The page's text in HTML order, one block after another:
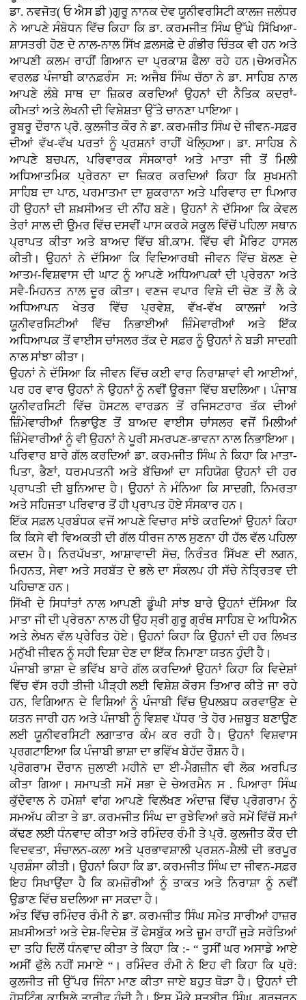
ਡਾ. ਨਵਜੋਤ( ਓ ਐਸ ਡੀ )ਗੁਰੂ ਨਾਨਕ ਦੇਵ ਯੂਨੀਵਰਸਿਟੀ ਕਾਲਜ ਜਲੰਧਰ
ਨੇ ਆਪਣੇ ਸੰਬੋਧਨ ਵਿੱਚ ਕਿਹਾ ਕਿ ਡਾ. ਕਰਮਜੀਤ ਸਿੰਘ ਉੱਘੇ ਸਿੱਖਿਆ-
ਸ਼ਾਸਤਰੀ ਹੋਣ ਦੇ ਨਾਲ-ਨਾਲ ਸਿੱਖ ਫ਼ਲਸਫ਼ੇ ਦੇ ਗੰਭੀਰ ਚਿੰਤਕ ਵੀ ਹਨ ਅਤੇ
ਆਪਣੀ ਕਲਮ ਰਾਹੀਂ ਗਿਆਨ ਦਾ ਪ੍ਰਕਾਸ਼ ਫੈਲਾ ਰਹੇ ਹਨ।ਚੇਅਰਮੈਨ
ਵਰਲਡ ਪੰਜਾਬੀ ਕਾਨਫ਼ਰੰਸ ਸ: ਅਜੈਬ ਸਿੰਘ ਚੱਠਾ ਨੇ ਡਾ. ਸਾਹਿਬ ਨਾਲ
ਆਪਣੇ ਲੰਬੇ ਸਾਥ ਦਾ ਜ਼ਿਕਰ ਕਰਦਿਆਂ ਉਹਨਾਂ ਦੀ ਨੈਤਿਕ ਕਦਰਾਂ-
ਕੀਮਤਾਂ ਅਤੇ ਲੇਖਨੀ ਦੀ ਵਿਸ਼ੇਸ਼ਤਾ ਉੱਤੇ ਚਾਨਣਾ ਪਾਇਆ।
ਰੂਬਰੂ ਦੌਰਾਨ ਪ੍ਰੋ. ਕੁਲਜੀਤ ਕੌਰ ਨੇ ਡਾ. ਕਰਮਜੀਤ ਸਿੰਘ ਦੇ ਜੀਵਨ-ਸਫ਼ਰ
ਦੀਆਂ ਵੱਖ-ਵੱਖ ਪਰਤਾਂ ਨੂੰ ਪ੍ਰਸ਼ਨਾਂ ਰਾਹੀਂ ਖੋਲ੍ਹਿਆ। ਡਾ. ਸਾਹਿਬ ਨੇ
ਆਪਣੇ ਬਚਪਨ, ਪਰਿਵਾਰਕ ਸੰਸਕਾਰਾਂ ਅਤੇ ਮਾਤਾ ਜੀ ਤੋਂ ਮਿਲੀ
ਅਧਿਆਤਮਿਕ ਪ੍ਰੇਰਨਾ ਦਾ ਜ਼ਿਕਰ ਕਰਦਿਆਂ ਕਿਹਾ ਕਿ ਸੁਖਮਨੀ
ਸਾਹਿਬ ਦਾ ਪਾਠ, ਪਰਮਾਤਮਾ ਦਾ ਸ਼ੁਕਰਾਨਾ ਅਤੇ ਪਰਿਵਾਰ ਦਾ ਪਿਆਰ
ਹੀ ਉਹਨਾਂ ਦੀ ਸ਼ਖ਼ਸੀਅਤ ਦੀ ਨੀਂਹ ਬਣੇ। ਉਹਨਾਂ ਨੇ ਦੱਸਿਆ ਕਿ ਕੇਵਲ
ਤੇਰਾਂ ਸਾਲ ਦੀ ਉਮਰ ਵਿੱਚ ਦਸਵੀਂ ਪਾਸ ਕਰਕੇ ਸਕੂਲ ਵਿੱਚੋਂ ਪਹਿਲਾ ਸਥਾਨ
ਪ੍ਰਾਪਤ ਕੀਤਾ ਅਤੇ ਬਾਅਦ ਵਿੱਚ ਬੀ.ਕਾਮ. ਵਿੱਚ ਵੀ ਮੈਰਿਟ ਹਾਸਲ
ਕੀਤੀ। ਉਹਨਾਂ ਨੇ ਦੱਸਿਆ ਕਿ ਵਿਦਿਆਰਥੀ ਜੀਵਨ ਵਿੱਚ ਬੋਲਣ ਦੇ
ਆਤਮ-ਵਿਸ਼ਵਾਸ ਦੀ ਘਾਟ ਨੂੰ ਆਪਣੇ ਅਧਿਆਪਕਾਂ ਦੀ ਪ੍ਰੇਰਨਾ ਅਤੇ
ਸਵੈ-ਮਿਹਨਤ ਨਾਲ ਦੂਰ ਕੀਤਾ। ਵਣਜ ਵਪਾਰ ਵਿਸ਼ੇ ਦੀ ਚੋਣ ਤੋਂ ਲੈ ਕੇ
ਅਧਿਆਪਨ ਖੇਤਰ ਵਿੱਚ ਪ੍ਰਵੇਸ਼, ਵੱਖ-ਵੱਖ ਕਾਲਜਾਂ ਅਤੇ
ਯੂਨੀਵਰਸਿਟੀਆਂ ਵਿੱਚ ਨਿਭਾਈਆਂ ਜ਼ਿੰਮੇਵਾਰੀਆਂ ਅਤੇ ਇੱਕ
ਅਧਿਆਪਕ ਤੋਂ ਵਾਈਸ ਚਾਂਸਲਰ ਤੱਕ ਦੇ ਸਫ਼ਰ ਨੂੰ ਉਹਨਾਂ ਨੇ ਬੜੀ ਸਾਦਗੀ
ਨਾਲ ਸਾਂਝਾ ਕੀਤਾ।
ਉਹਨਾਂ ਨੇ ਦੱਸਿਆ ਕਿ ਜੀਵਨ ਵਿੱਚ ਕਈ ਵਾਰ ਨਿਰਾਸ਼ਾਵਾਂ ਵੀ ਆਈਆਂ,
ਪਰ ਹਰ ਵਾਰ ਉਹਨਾਂ ਨੇ ਉਹਨਾਂ ਨੂੰ ਨਵੀਂ ਊਰਜਾ ਵਿੱਚ ਬਦਲਿਆ। ਪੰਜਾਬ
ਯੂਨੀਵਰਸਿਟੀ ਵਿੱਚ ਹੋਸਟਲ ਵਾਰਡਨ ਤੋਂ ਰਜਿਸਟਰਾਰ ਤੱਕ ਦੀਆਂ
ਜ਼ਿੰਮੇਵਾਰੀਆਂ ਨਿਭਾਉਣ ਤੋਂ ਬਾਅਦ ਵਾਈਸ ਚਾਂਸਲਰ ਵਜੋਂ ਮਿਲੀਆਂ
ਜ਼ਿੰਮੇਵਾਰੀਆਂ ਨੂੰ ਵੀ ਉਹਨਾਂ ਨੇ ਪੂਰੀ ਸਮਰਪਣ-ਭਾਵਨਾ ਨਾਲ ਨਿਭਾਇਆ।
ਪਰਿਵਾਰ ਬਾਰੇ ਗੱਲ ਕਰਦਿਆਂ ਡਾ. ਕਰਮਜੀਤ ਸਿੰਘ ਨੇ ਕਿਹਾ ਕਿ ਮਾਤਾ-
ਪਿਤਾ, ਭੈਣਾਂ, ਧਰਮਪਤਨੀ ਅਤੇ ਬੱਚਿਆਂ ਦਾ ਸਹਿਯੋਗ ਉਹਨਾਂ ਦੀ ਹਰ
ਪ੍ਰਾਪਤੀ ਦੀ ਬੁਨਿਆਦ ਹੈ। ਉਹਨਾਂ ਨੇ ਮੰਨਿਆ ਕਿ ਸਾਦਗੀ, ਨਿਮਰਤਾ
ਅਤੇ ਸਹਿਜਤਾ ਪਰਿਵਾਰ ਤੋਂ ਹੀ ਪ੍ਰਾਪਤ ਹੋਏ ਸੰਸਕਾਰ ਹਨ।
ਇੱਕ ਸਫ਼ਲ ਪ੍ਰਬੰਧਕ ਵਜੋਂ ਆਪਣੇ ਵਿਚਾਰ ਸਾਂਝੇ ਕਰਦਿਆਂ ਉਹਨਾਂ ਕਿਹਾ
ਕਿ ਕਿਸੇ ਵੀ ਵਿਅਕਤੀ ਦੀ ਗੱਲ ਧੀਰਜ ਨਾਲ ਸੁਣਨਾ ਹੀ ਹੱਲ ਵੱਲ ਪਹਿਲਾ
ਕਦਮ ਹੈ। ਨਿਰਪੱਖਤਾ, ਆਸ਼ਾਵਾਦੀ ਸੋਚ, ਨਿਰੰਤਰ ਸਿੱਖਣ ਦੀ ਲਗਨ,
ਮਿਹਨਤ, ਸੇਵਾ ਅਤੇ ਸਰਬੱਤ ਦੇ ਭਲੇ ਦਾ ਸੰਕਲਪ ਹੀ ਸੱਚੇ ਨੇਤ੍ਰਿਤਵ ਦੀ
ਪਹਿਚਾਣ ਹਨ।
ਸਿੱਖੀ ਦੇ ਸਿਧਾਂਤਾਂ ਨਾਲ ਆਪਣੀ ਡੂੰਘੀ ਸਾਂਝ ਬਾਰੇ ਉਹਨਾਂ ਦੱਸਿਆ ਕਿ
ਮਾਤਾ ਜੀ ਦੀ ਪ੍ਰੇਰਨਾ ਨਾਲ ਹੀ ਉਹ ਸ੍ਰੀ ਗੁਰੂ ਗ੍ਰੰਥ ਸਾਹਿਬ ਦੇ ਅਧਿਐਨ
ਅਤੇ ਲੇਖਨ ਵੱਲ ਪ੍ਰੇਰਿਤ ਹੋਏ। ਉਹਨਾਂ ਕਿਹਾ ਕਿ ਉਹਨਾਂ ਦੀ ਹਰ ਲਿਖਤ
ਮਨੁੱਖੀ ਜੀਵਨ ਨੂੰ ਸਹੀ ਦਿਸ਼ਾ ਦੇਣ ਦਾ ਇੱਕ ਨਿਮਾਣਾ ਯਤਨ ਹੁੰਦੀ ਹੈ।
ਪੰਜਾਬੀ ਭਾਸ਼ਾ ਦੇ ਭਵਿੱਖ ਬਾਰੇ ਗੱਲ ਕਰਦਿਆਂ ਉਹਨਾਂ ਕਿਹਾ ਕਿ ਵਿਦੇਸ਼ਾਂ
ਵਿੱਚ ਵੱਸ ਰਹੀ ਤੀਜੀ ਪੀੜ੍ਹੀ ਲਈ ਵਿਸ਼ੇਸ਼ ਕੋਰਸ ਤਿਆਰ ਕੀਤੇ ਜਾ ਰਹੇ
ਹਨ, ਵਿਗਿਆਨ ਦੇ ਵਿਸ਼ਿਆਂ ਨੂੰ ਪੰਜਾਬੀ ਵਿੱਚ ਉਪਲਬਧ ਕਰਵਾਉਣ ਦੇ
ਯਤਨ ਜਾਰੀ ਹਨ ਅਤੇ ਪੰਜਾਬੀ ਨੂੰ ਵਿਸ਼ਵ ਪੱਧਰ 'ਤੇ ਹੋਰ ਮਜ਼ਬੂਤ ਬਣਾਉਣ
ਲਈ ਯੂਨੀਵਰਸਿਟੀ ਲਗਾਤਾਰ ਕੰਮ ਕਰ ਰਹੀ ਹੈ। ਉਹਨਾਂ ਵਿਸ਼ਵਾਸ
ਪ੍ਰਗਟਾਇਆ ਕਿ ਪੰਜਾਬੀ ਭਾਸ਼ਾ ਦਾ ਭਵਿੱਖ ਬੇਹੱਦ ਰੌਸ਼ਨ ਹੈ।
ਪ੍ਰੋਗਰਾਮ ਦੌਰਾਨ ਜੁਲਾਈ ਮਹੀਨੇ ਦਾ ਈ-ਮੈਗਜ਼ੀਨ ਵੀ ਲੋਕ ਅਰਪਿਤ
ਕੀਤਾ ਗਿਆ। ਸਮਾਪਤੀ ਸਮੇਂ ਸਭਾ ਦੇ ਚੇਅਰਮੈਨ ਸ . ਪਿਆਰਾ ਸਿੰਘ
ਕੁੱਦੋਵਾਲ ਨੇ ਹਮੇਸ਼ਾਂ ਵਾਂਗ ਆਪਣੇ ਵਿਲੱਖਣ ਅੰਦਾਜ਼ ਵਿੱਚ ਪ੍ਰੋਗਰਾਮ ਨੂੰ
ਸਮਅੱਪ ਕੀਤਾ ਤੇ ਡਾ. ਕਰਮਜੀਤ ਸਿੰਘ ਦਾ ਰੁਝੇਵਿਆਂ ਭਰੇ ਸਮੇਂ ਵਿੱਚੋਂ ਸਮਾਂ
ਕੱਢਣ ਲਈ ਧੰਨਵਾਦ ਕੀਤਾ ਅਤੇ ਰਮਿੰਦਰ ਰੰਮੀ ਤੇ ਪ੍ਰੋ. ਕੁਲਜੀਤ ਕੌਰ ਦੀ
ਵਿਦਵਤਾ, ਸੰਚਾਲਨ-ਕਲਾ ਅਤੇ ਪ੍ਰਭਾਵਸ਼ਾਲੀ ਪ੍ਰਸ਼ਨ-ਸ਼ੈਲੀ ਦੀ ਭਰਪੂਰ
ਪ੍ਰਸ਼ੰਸਾ ਕੀਤੀ। ਉਹਨਾਂ ਕਿਹਾ ਕਿ ਡਾ. ਕਰਮਜੀਤ ਸਿੰਘ ਦਾ ਜੀਵਨ-ਸਫ਼ਰ
ਇਹ ਸਿਖਾਉਂਦਾ ਹੈ ਕਿ ਕਮਜ਼ੋਰੀਆਂ ਨੂੰ ਤਾਕਤ ਅਤੇ ਨਿਰਾਸ਼ਾ ਨੂੰ ਨਵੀਂ
ਉਡਾਣ ਵਿੱਚ ਬਦਲਿਆ ਜਾ ਸਕਦਾ ਹੈ।
ਅੰਤ ਵਿੱਚ ਰਮਿੰਦਰ ਰੰਮੀ ਨੇ ਡਾ. ਕਰਮਜੀਤ ਸਿੰਘ ਸਮੇਤ ਸਾਰੀਆਂ ਹਾਜ਼ਰ
ਸ਼ਖ਼ਸੀਅਤਾਂ ਅਤੇ ਦੇਸ਼-ਵਿਦੇਸ਼ ਤੋਂ ਫੇਸਬੁੱਕ ਅਤੇ ਜ਼ੂਮ ਰਾਹੀਂ ਜੁੜੇ ਸਰੋਤਿਆਂ
ਦਾ ਤਹਿ ਦਿਲੋਂ ਧੰਨਵਾਦ ਕੀਤਾ ਤੇ ਕਿਹਾ ਕਿ :- “ ਤੁਸੀਂ ਘਰ ਅਸਾਡੇ ਆਏ
ਅਸੀਂ ਫੁੱਲੇ ਨਹੀਂ ਸਮਾਏ “। ਰਮਿੰਦਰ ਰੰਮੀ ਨੇ ਇਹ ਵੀ ਕਿਹਾ ਕਿ ਪ੍ਰੋ:
ਕੁਲਜੀਤ ਜੀ ਉੱਪਰ ਜਿੰਨਾ ਮਾਣ ਕੀਤਾ ਜਾਏ ਬਹੁਤ ਥੋੜਾ ਹੈ। ਉਹਨਾਂ ਦੀ